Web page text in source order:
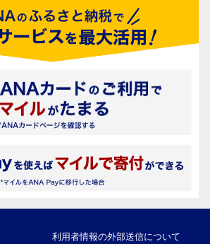
利用者情報の外部送信について